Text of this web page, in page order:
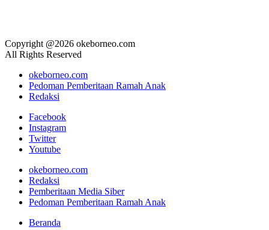
Copyright @2026 okeborneo.com
All Rights Reserved
okeborneo.com
Pedoman Pemberitaan Ramah Anak
Redaksi
Facebook
Instagram
Twitter
Youtube
okeborneo.com
Redaksi
Pemberitaan Media Siber
Pedoman Pemberitaan Ramah Anak
Beranda